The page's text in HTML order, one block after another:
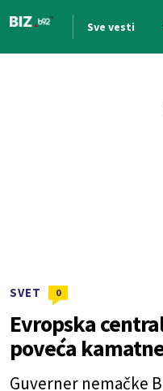
Sve vesti
SVET 0
Evropska
poveća
Guverner nemačke